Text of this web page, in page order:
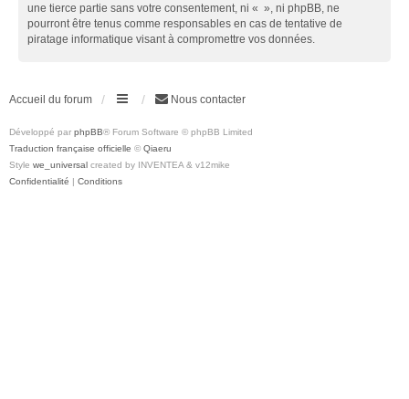
une tierce partie sans votre consentement, ni « », ni phpBB, ne
pourront être tenus comme responsables en cas de tentative de
piratage informatique visant à compromettre vos données.
Accueil du forum Nous contacter
Développé par phpBB® Forum Software © phpBB Limited
Traduction française officielle © Qiaeru
Style we_universal created by INVENTEA & v12mike
Confidentialité | Conditions